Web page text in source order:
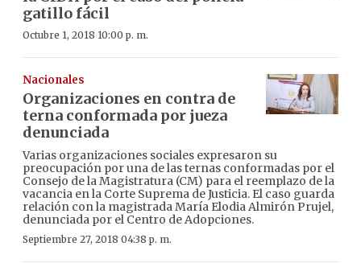
gatillo fácil
Octubre 1, 2018 10:00 p. m.
Nacionales
Organizaciones en contra de
terna conformada por jueza
denunciada
Varias organizaciones sociales expresaron su
preocupación por una de las ternas conformadas por el
Consejo de la Magistratura (CM) para el reemplazo de la
vacancia en la Corte Suprema de Justicia. El caso guarda
relación con la magistrada María Elodia Almirón Prujel,
denunciada por el Centro de Adopciones.
Septiembre 27, 2018 04:38 p. m.